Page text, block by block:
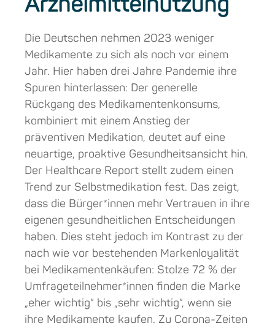
Arzneimittelnutzung
Die Deutschen nehmen 2023 weniger
Medikamente zu sich als noch vor einem
Jahr. Hier haben drei Jahre Pandemie ihre
Spuren hinterlassen: Der generelle
Rückgang des Medikamentenkonsums,
kombiniert mit einem Anstieg der
präventiven Medikation, deutet auf eine
neuartige, proaktive Gesundheitsansicht hin.
Der Healthcare Report stellt zudem einen
Trend zur Selbstmedikation fest. Das zeigt,
dass die Bürger*innen mehr Vertrauen in ihre
eigenen gesundheitlichen Entscheidungen
haben. Dies steht jedoch im Kontrast zu der
nach wie vor bestehenden Markenloyalität
bei Medikamentenkäufen: Stolze 72 % der
Umfrageteilnehmer*innen finden die Marke
„eher wichtig“ bis „sehr wichtig“, wenn sie
ihre Medikamente kaufen. Zu Corona-Zeiten